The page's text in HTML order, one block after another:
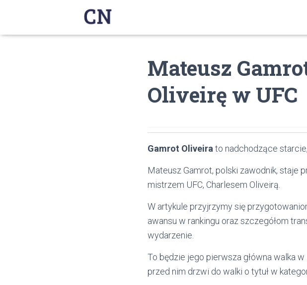
Mateusz
Oliveirę w UFC
Gamrot Oliveira to nadchodzące
Mateusz Gamrot, polski zawodnik, staje
mistrzem UFC, Charlesem Oliveirą.
W artykule przyjrzymy się
awansu w rankingu oraz szczegółom
wydarzenie.
To będzie jego pierwsza główna walka
przed nim drzwi do walki o tytuł w